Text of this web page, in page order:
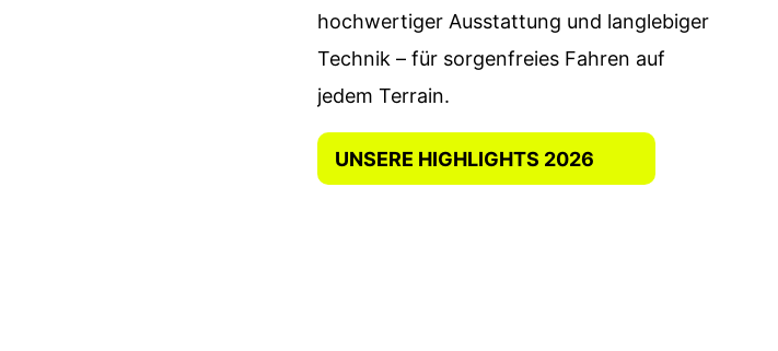
hochwertiger Ausstattung und langlebiger
Technik – für sorgenfreies Fahren auf
jedem Terrain.
UNSERE HIGHLIGHTS 2026